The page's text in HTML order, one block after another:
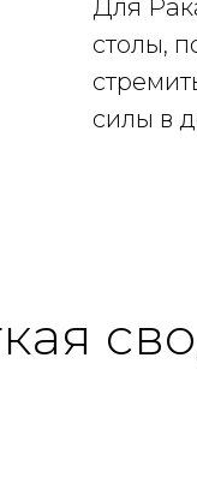
Для
столы,
силы в